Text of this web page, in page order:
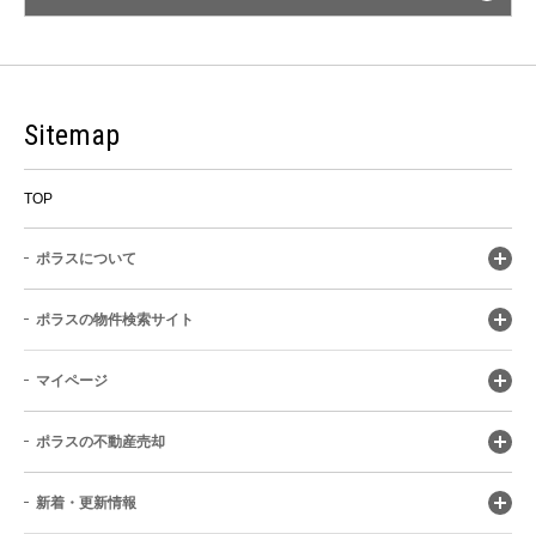
Sitemap
TOP
ポラスについて
ポラスの物件検索サイト
マイページ
ポラスの不動産売却
新着・更新情報